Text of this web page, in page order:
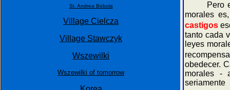
St. Andrea Bobola
Village Cielcza
Village Stawczyk
Wszewilki
Wszewilki of tomorrow
Pero el
morales
castigos
tanto cada
leyes
obedecer.
morales -